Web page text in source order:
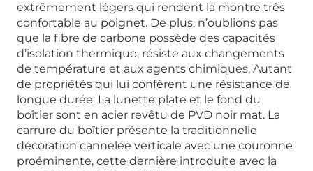
extrêmement légers qui rendent la montre très
confortable au poignet. De plus, n’oublions pas
que la fibre de carbone possède des capacités
d’isolation thermique, résiste aux changements
de température et aux agents chimiques. Autant
de propriétés qui lui confèrent une résistance de
longue durée. La lunette plate et le fond du
boîtier sont en acier revêtu de PVD noir mat. La
carrure du boîtier présente la traditionnelle
décoration cannelée verticale avec une couronne
proéminente, cette dernière introduite avec la